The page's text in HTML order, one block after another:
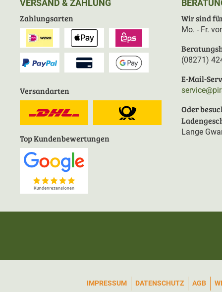
VERSAND & ZAHLUNG
Zahlungsarten
Versandarten
Top Kundenbewertungen
Wir sind
Mo. - Fr.
(08271)
E-Mail-
Oder
Lange
IMPRESSUM DATENSCHUTZ AGB